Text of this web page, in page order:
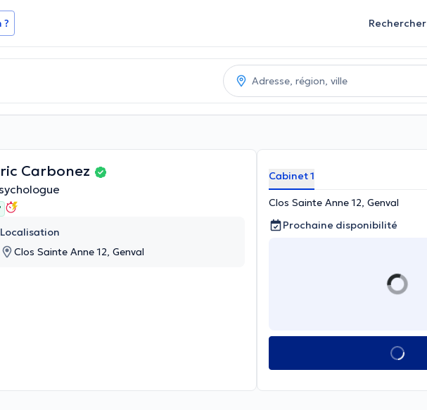
? Rechercher
Carbonez
Localisation
Clos Sainte Anne 12, Genval
Cabinet 1
Clos Sainte Anne 12, Genval
Prochaine disponibilité